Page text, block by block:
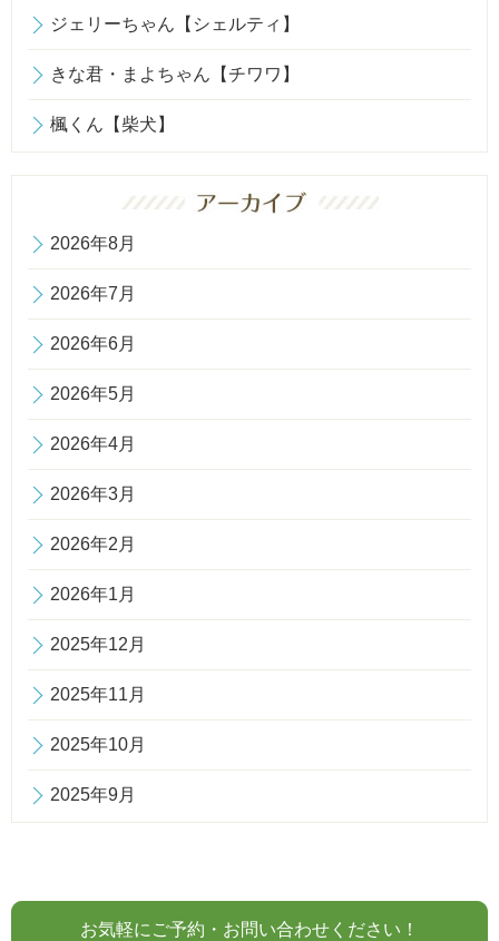
ジェリーちゃん【シェルティ】
きな君・まよちゃん【チワワ】
楓くん【柴犬】
2026年8月
2026年7月
2026年6月
2026年5月
2026年4月
2026年3月
2026年2月
2026年1月
2025年12月
2025年11月
2025年10月
2025年9月
お気軽にご予約・お問い合わせください！